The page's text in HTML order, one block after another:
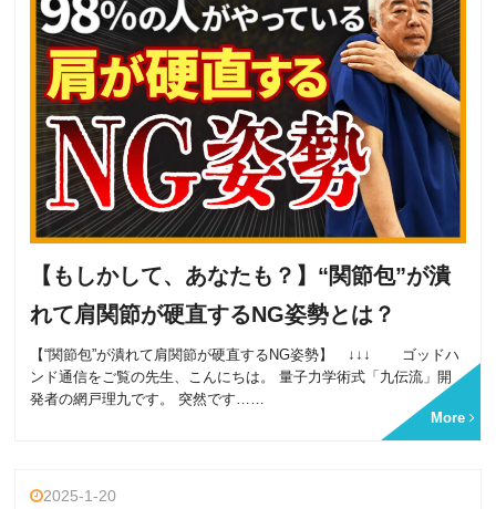
【もしかして、あなたも？】“関節包”が潰
れて肩関節が硬直するNG姿勢とは？
【“関節包”が潰れて肩関節が硬直するNG姿勢】 ↓↓↓ ゴッドハ
ンド通信をご覧の先生、こんにちは。 量子力学術式「九伝流」開
発者の網戸理九です。 突然です……
More
2025-1-20